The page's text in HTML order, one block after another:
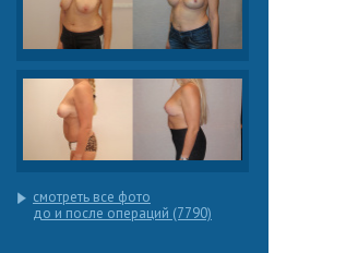
смотреть все фото
до и после операций (7790)